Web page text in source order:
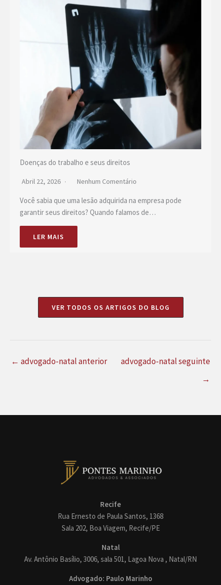
Doenças do trabalho e seus direitos
Abril 22, 2026 Nenhum Comentário
Você sabia que uma lesão adquirida na empresa pode
garantir seus direitos? Quando falamos de…
LER MAIS
VER TODOS OS ARTIGOS DO BLOG
← advogado-natal anterior
advogado-natal seguinte
→
Recife
Rua Ernesto de Paula Santos, 1368
Sala 202, Boa Viagem, Recife/PE
Natal
Av. Antônio Basílio, 3006, sala 501, Lagoa Nova , Natal/RN
Advogado: Paulo Marinho